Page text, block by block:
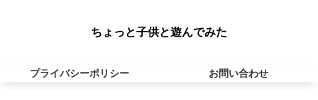
ちょっと子供と遊んでみた
プライバシーポリシー お問い合わせ